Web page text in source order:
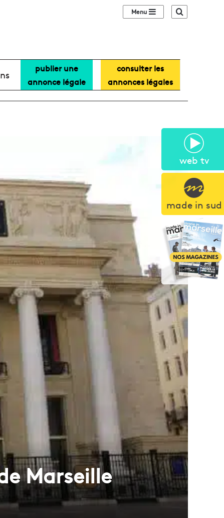
web tv
made in sud
Sidebar (barre
publier une
annonce légale
consulter les
annonces légales
Marseille